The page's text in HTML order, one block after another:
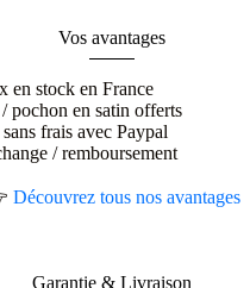
Vos avantages
en stock en France
pochon en satin offerts
frais avec Paypal
/ remboursement
Découvrez tous nos avantages
Garantie & Livraison